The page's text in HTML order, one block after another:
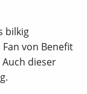
bilkig
von Benefit
dieser